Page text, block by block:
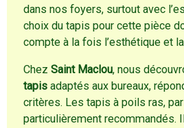
dans nos foyers, surtout avec
choix du tapis pour cette pièce
compte à la fois l’esthétique et
ChezSaint Maclou, nous
tapis adaptés aux bureaux,
critères. Les tapis à poils ras,
particulièrement recommandés.